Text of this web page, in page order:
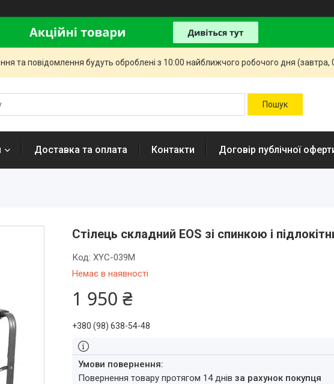
та повідомлення будуть оброблені з 10:00 найближчого робочого дня (завтра,
Доставка та оплата Контакти Договір публічної
Стілець складний EOS зі спинкою і
Немає в наявності
Код: XYC-039M
1 950 ₴
+380 (98) 638-54-48
повернення товару протягом 14 днів за рахунок покупця